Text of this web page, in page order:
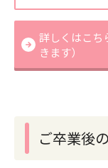
詳しくはこち
きます）
ご卒業後